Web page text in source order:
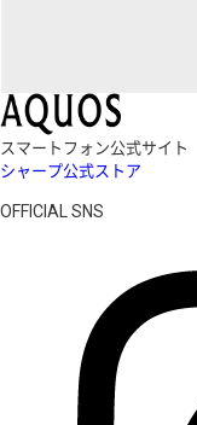
スマートフォン公式サイト
シャープ公式ストア
OFFICIAL SNS